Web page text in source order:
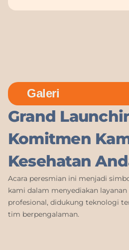
Galeri
Grand
Komitmen
Kesehatan
Acara peresmian ini menjadi
kami dalam menyediakan
profesional, didukung teknologi
tim berpengalaman.